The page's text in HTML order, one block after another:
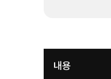
내용